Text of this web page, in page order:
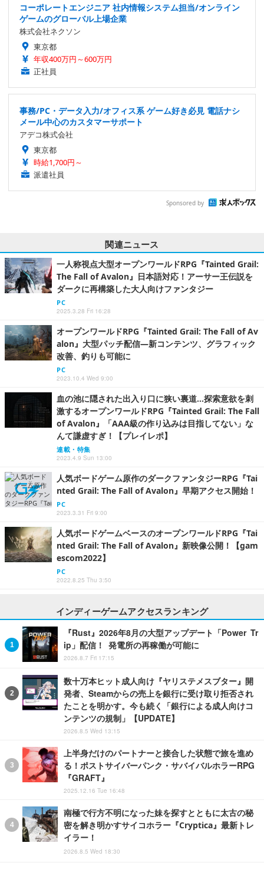
コーポレートエンジニア 社内情報システム担当/オンライン
ゲームのグローバル上場企業
株式会社ネクソン
東京都
年収400万円～600万円
正社員
事務/PC・データ入力/オフィス系 ゲーム好き必見 電話ナシ
メール中心のカスタマーサポート
アデコ株式会社
東京都
時給1,700円～
派遣社員
Sponsored by
関連ニュース
一人称視点大型オープンワールドRPG『Tainted Grail:
The Fall of Avalon』日本語対応！アーサー王伝説を
ダークに再構築した大人向けファンタジー
PC
2025.3.28 Fri 16:28
オープンワールドRPG『Tainted Grail: The Fall of Av
alon』大型パッチ配信―新コンテンツ、グラフィック
改善、釣りも可能に
PC
2023.10.4 Wed 9:00
血の池に隠された出入り口に狭い裏道…探索意欲を刺
激するオープンワールドRPG『Tainted Grail: The Fall
of Avalon』「AAA級の作り込みは目指してない」な
んて謙虚すぎ！【プレイレポ】
連載・特集
2023.4.9 Sun 13:00
人気ボードゲーム原作のダークファンタジーRPG『Tai
nted Grail: The Fall of Avalon』早期アクセス開始！
PC
2023.3.31 Fri 9:00
人気ボードゲームベースのオープンワールドRPG『Tai
nted Grail: The Fall of Avalon』新映像公開！【gam
escom2022】
PC
2022.8.25 Thu 3:50
インディーゲームアクセスランキング
『Rust』2026年8月の大型アップデート「Power Tr
ip」配信！ 発電所の再稼働が可能に
2026.8.7 Fri 17:15
数十万本ヒット成人向け『ヤリステメスブター』開
発者、Steamからの売上を銀行に受け取り拒否され
たことを明かす。今も続く「銀行による成人向けコ
ンテンツの規制」【UPDATE】
2026.8.5 Wed 13:15
上半身だけのパートナーと接合した状態で旅を進め
る！ポストサイバーパンク・サバイバルホラーRPG
『GRAFT』
2025.12.16 Tue 16:48
南極で行方不明になった妹を探すとともに太古の秘
密を解き明かすサイコホラー『Cryptica』最新トレ
イラー！
2026.8.5 Wed 18:30